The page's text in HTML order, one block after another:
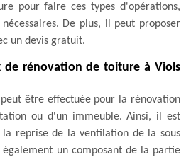
pour faire ces types d'opérations,
De plus, il peut proposer
un devis gratuit.
de rénovation de toiture à Viols
être effectuée pour la rénovation
ou d'un immeuble. Ainsi, il est
la reprise de la ventilation de la sous
un composant de la partie